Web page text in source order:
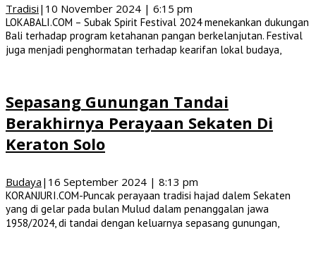
Tradisi | 10 November 2024 | 6:15 pm
LOKABALI.COM – Subak Spirit Festival 2024 menekankan dukungan
Bali terhadap program ketahanan pangan berkelanjutan. Festival
juga menjadi penghormatan terhadap kearifan lokal budaya,
Sepasang Gunungan Tandai
Berakhirnya Perayaan Sekaten Di
Keraton Solo
Budaya | 16 September 2024 | 8:13 pm
KORANJURI.COM-Puncak perayaan tradisi hajad dalem Sekaten
yang di gelar pada bulan Mulud dalam penanggalan jawa
1958/2024, di tandai dengan keluarnya sepasang gunungan,